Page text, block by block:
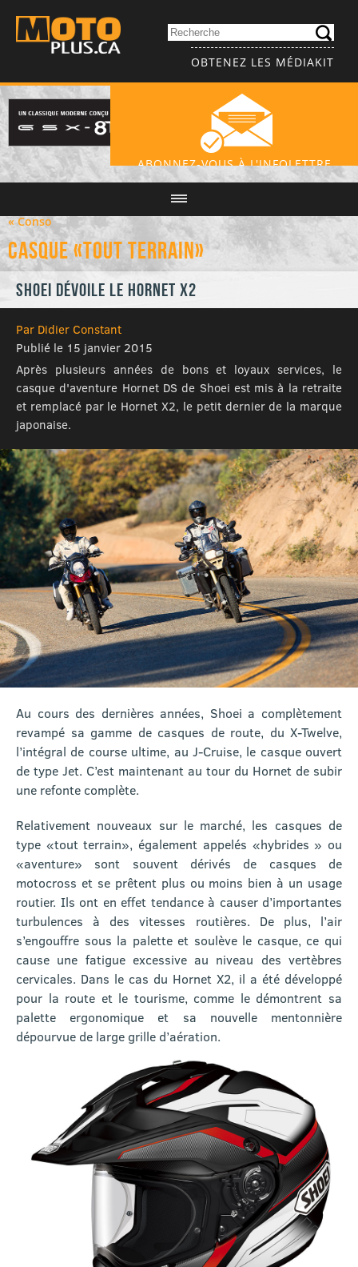
OBTENEZ LES MÉDIAKIT
ABONNEZ-VOUS À L'INFOLETTRE
« Conso
Casque «tout terrain»
Shoei dévoile le Hornet X2
Par Didier Constant
Publié le 15 janvier 2015
Après plusieurs années de bons et loyaux services, le
casque d'aventure Hornet DS de Shoei est mis à la retraite
et remplacé par le Hornet X2, le petit dernier de la marque
japonaise.
Au cours des dernières années, Shoei a complètement
revampé sa gamme de casques de route, du X-Twelve,
l’intégral de course ultime, au J-Cruise, le casque ouvert
de type Jet. C’est maintenant au tour du Hornet de subir
une refonte complète.
Relativement nouveaux sur le marché, les casques de
type «tout terrain», également appelés «hybrides » ou
«aventure» sont souvent dérivés de casques de
motocross et se prêtent plus ou moins bien à un usage
routier. Ils ont en effet tendance à causer d’importantes
turbulences à des vitesses routières. De plus, l’air
s’engouffre sous la palette et soulève le casque, ce qui
cause une fatigue excessive au niveau des vertèbres
cervicales. Dans le cas du Hornet X2, il a été développé
pour la route et le tourisme, comme le démontrent sa
palette ergonomique et sa nouvelle mentonnière
dépourvue de large grille d’aération.